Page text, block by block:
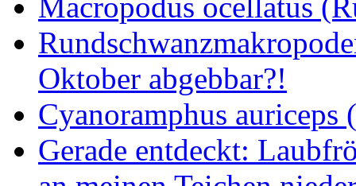
Oktober abgebbar?!
Cyanoramphus
Gerade entdeckt: